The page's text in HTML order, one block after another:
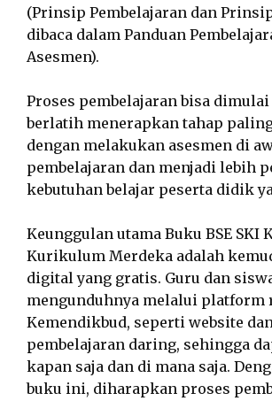
(Prinsip Pembelajaran dan
dibaca dalam Panduan
Asesmen).
Proses pembelajaran bisa
berlatih menerapkan tahap
dengan melakukan asesmen di
pembelajaran dan menjadi lebih
kebutuhan belajar peserta didik
Keunggulan utama Buku BSE SKI
Kurikulum Merdeka adalah
digital yang gratis. Guru dan
mengunduhnya melalui platform
Kemendikbud, seperti website
pembelajaran daring, sehingga
kapan saja dan di mana saja.
buku ini, diharapkan proses